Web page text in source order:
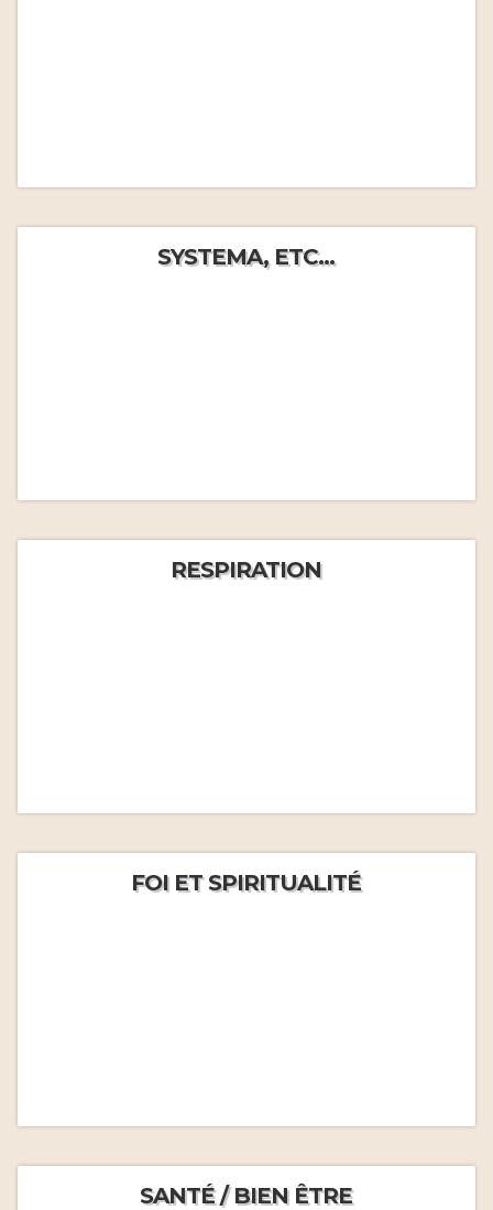
SYSTEMA, ETC...
RESPIRATION
FOI ET SPIRITUALITÉ
SANTÉ / BIEN ÊTRE